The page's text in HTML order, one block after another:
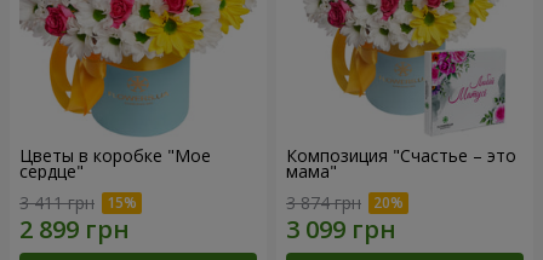
Цветы в коробке "Мое
сердце"
3 411 грн
Композиция "Счастье – это
мама"
3 874 грн